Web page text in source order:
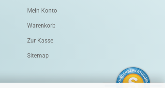
Mein Konto
Warenkorb
Zur Kasse
Sitemap